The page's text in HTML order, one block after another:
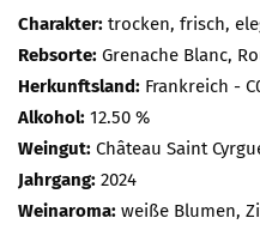
Charakter: trocken, frisch,
Rebsorte: Grenache Blanc,
Herkunftsland: Frankreich -
Alkohol: 12.50 %
Weingut: Château Saint
Jahrgang: 2024
Weinaroma: weiße Blumen,